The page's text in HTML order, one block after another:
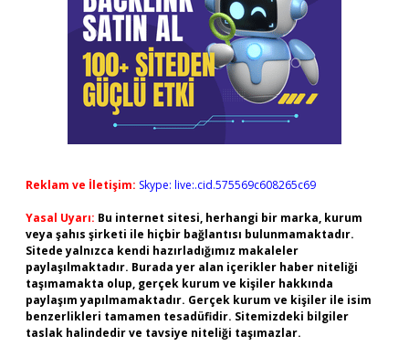
Reklam ve İletişim: Skype: live:.cid.575569c608265c69
Yasal Uyarı: Bu internet sitesi, herhangi bir marka, kurum
veya şahıs şirketi ile hiçbir bağlantısı bulunmamaktadır.
Sitede yalnızca kendi hazırladığımız makaleler
paylaşılmaktadır. Burada yer alan içerikler haber niteliği
taşımamakta olup, gerçek kurum ve kişiler hakkında
paylaşım yapılmamaktadır. Gerçek kurum ve kişiler ile isim
benzerlikleri tamamen tesadüfidir. Sitemizdeki bilgiler
taslak halindedir ve tavsiye niteliği taşımazlar.